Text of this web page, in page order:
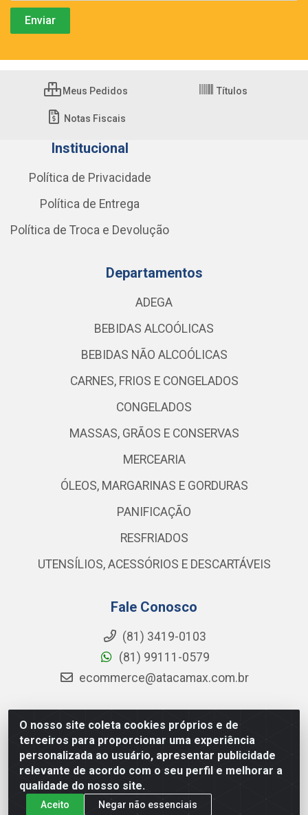
O nosso site coleta cookies próprios e de
terceiros para proporcionar uma experiência
personalizada ao usuário, apresentar publicidade
relevante de acordo com o seu perfil e melhorar a
qualidade do nosso site.
Aceito Negar não essenciais
Meus Pedidos Títulos
Notas Fiscais
Institucional
Política de Privacidade
Política de Entrega
Política de Troca e Devolução
Departamentos
ADEGA
BEBIDAS ALCOÓLICAS
BEBIDAS NÃO ALCOÓLICAS
CARNES, FRIOS E CONGELADOS
CONGELADOS
MASSAS, GRÃOS E CONSERVAS
MERCEARIA
ÓLEOS, MARGARINAS E GORDURAS
PANIFICAÇÃO
RESFRIADOS
UTENSÍLIOS, ACESSÓRIOS E DESCARTÁVEIS
Fale Conosco
(81) 3419-0103
(81) 99111-0579
ecommerce@atacamax.com.br
Atacamax Importadora de Alimentos LTDA - RODOVIA BR-
101 - SUL, KM 79,60 GP E GALPAO:D - Muribeca, Jaboatão dos
Guararapes - PE, 54355-010 - CNPJ 08.305.623/0001-84